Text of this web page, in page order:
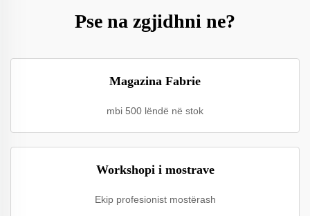
Pse na zgjidhni ne?
Magazina Fabrie
mbi 500 lëndë në stok
Workshopi i mostrave
Ekip profesionist mostërash